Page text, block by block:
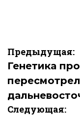
Навигация
по
записям
Предыдущая:
Генетика
Следующая: